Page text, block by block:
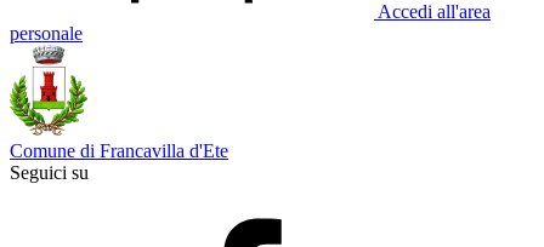
Accedi all'area
personale
Comune di Francavilla d'Ete
Seguici su